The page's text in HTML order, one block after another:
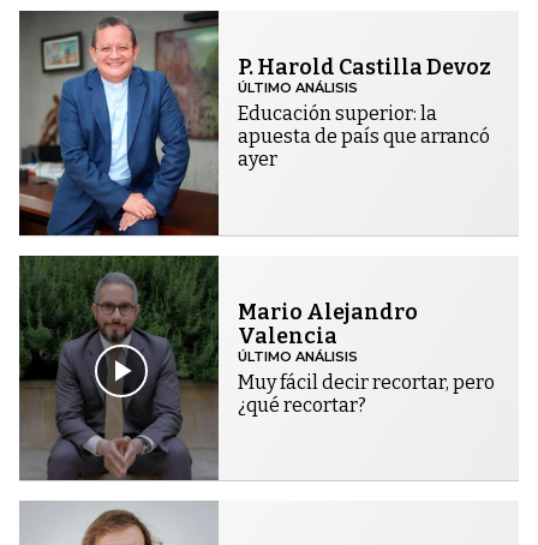
P. Harold Castilla Devoz
ÚLTIMO ANÁLISIS
Educación superior: la
apuesta de país que arrancó
ayer
Mario Alejandro
Valencia
ÚLTIMO ANÁLISIS
Muy fácil decir recortar, pero
¿qué recortar?